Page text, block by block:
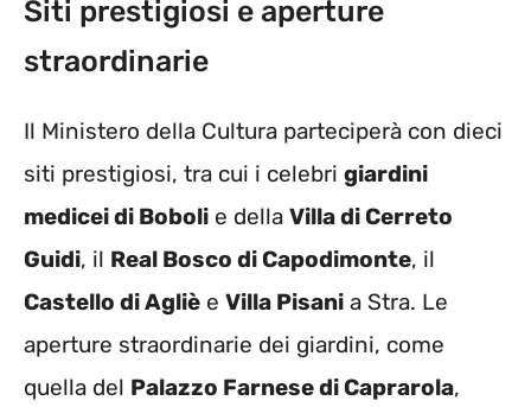
Siti prestigiosi e aperture
straordinarie
Il Ministero della Cultura parteciperà con dieci
siti prestigiosi, tra cui i celebri giardini
medicei di Boboli e della Villa di Cerreto
Guidi, il Real Bosco di Capodimonte, il
Castello di Agliè e Villa Pisani a Stra. Le
aperture straordinarie dei giardini, come
quella del Palazzo Farnese di Caprarola,